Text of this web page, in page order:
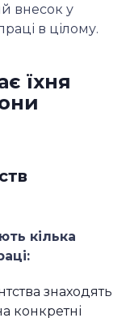
внесок у
в цілому.
їхня
кілька
знаходять
конкретні